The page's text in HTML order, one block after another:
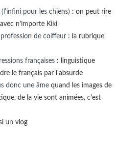
pour les chiens): on peut rire
n'importe Kiki
de coiffeur: la rubrique
françaises: linguistique
le français par l'absurde
donc une âmequand les images de
de la vie sont animées, c'est
un vlog